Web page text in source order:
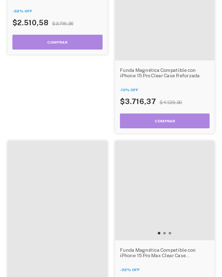
-32% OFF
$2.510,58 $3.716,36
Funda Magnética Compatible con
iPhone 15 Pro Clear Case Reforzada
-10% OFF
$3.716,37 $4.129,30
Funda Magnética Compatible con
iPhone 15 Pro Max Clear Case
-32% OFF